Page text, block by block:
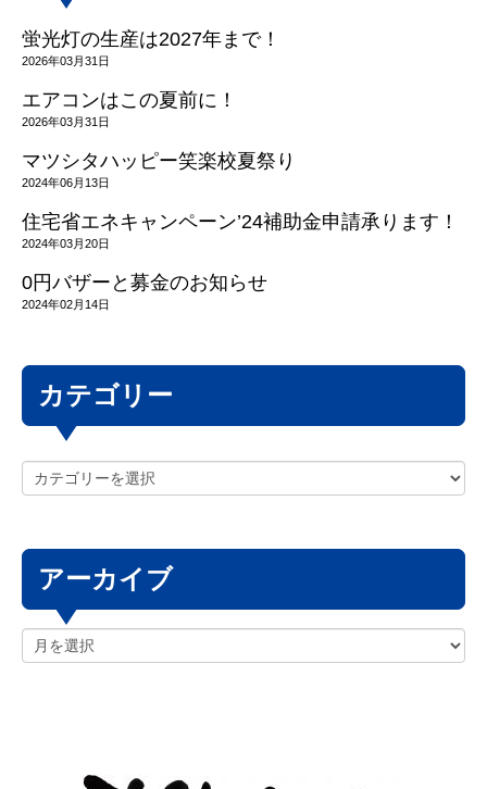
蛍光灯の生産は2027年まで！
2026年03月31日
エアコンはこの夏前に！
2026年03月31日
マツシタハッピー笑楽校夏祭り
2024年06月13日
住宅省エネキャンペーン’24補助金申請承ります！
2024年03月20日
0円バザーと募金のお知らせ
2024年02月14日
カテゴリー
アーカイブ